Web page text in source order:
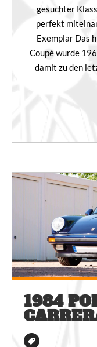
gesuchter
perfekt
Exemplar Das
Coupé wurde
damit zu den
1984